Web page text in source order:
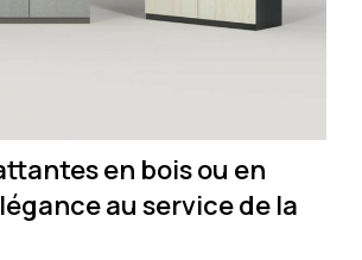
en bois ou en
au service de la